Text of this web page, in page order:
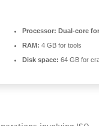
Processor: Dual-core
RAM: 4 GB for tools
Disk space: 64 GB for